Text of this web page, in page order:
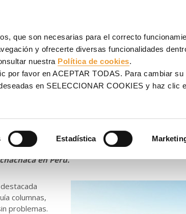
que son necesarias para el correcto
y ofrecerte diversas funcionalidades
nuestra Política de cookies.
por favor en ACEPTAR TODAS. Para cambiar su
en SELECCIONAR COOKIES y haz clic
Estadística
adversa y
Pachachaca
gestión de proyecto y calidad de
en Perú.
columnas,
problemas.